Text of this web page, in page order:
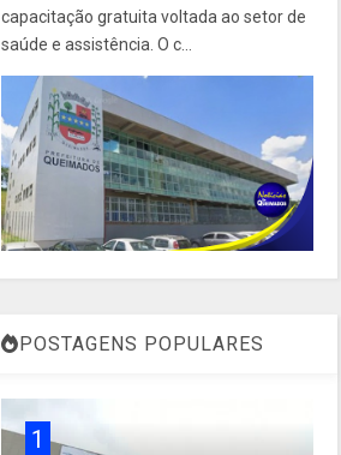
capacitação gratuita voltada ao setor de
saúde e assistência. O c...
POSTAGENS POPULARES
1